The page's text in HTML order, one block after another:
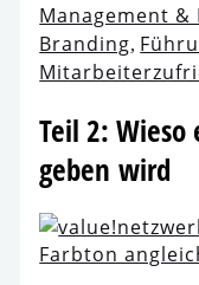
Management &
Branding,
Teil 2:
geben wird